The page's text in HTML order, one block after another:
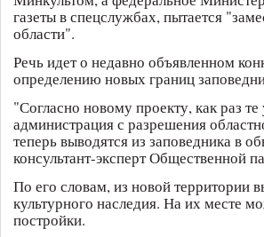
газеты в спецслужбах, пытается
области".
Речь идет о недавно объявленном
определению новых границ
"Согласно новому проекту, как раз
администрация с разрешения
теперь выводятся из заповедника в
консультант-эксперт Общественной
По его словам, из новой территории
культурного наследия. На их месте
постройки.